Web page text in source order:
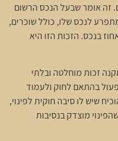
זה אומר שבעל הנכס הרשום
לנכס שלו, כולל שוכרים,
בנכס. הזכות הזו היא
זכות מוחלטה ובלתי
בהתאם לחוק ולעמוד
שיש לו סיבה חוקית לפינוי,
מוצדק בנסיבות